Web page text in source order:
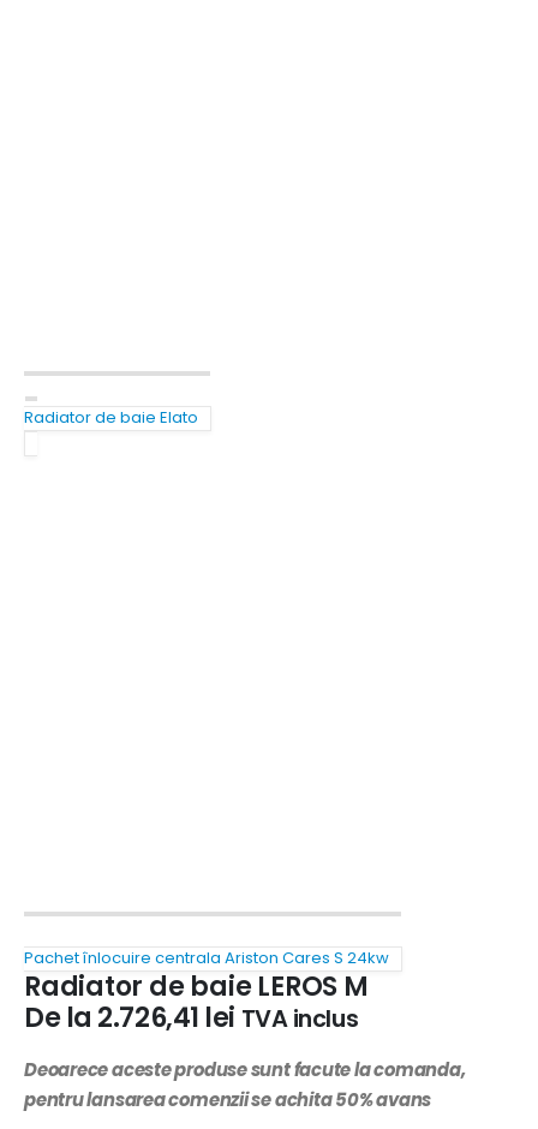
Radiator de baie Elato
Pachet înlocuire centrala Ariston Cares S 24kw
Radiator de baie LEROS M
De la 2.726,41 lei TVA inclus
Deoarece aceste produse sunt facute la comanda,
pentru lansarea comenzii se achita 50% avans